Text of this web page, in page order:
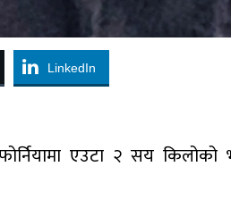
LinkedIn
एउटा २ सय